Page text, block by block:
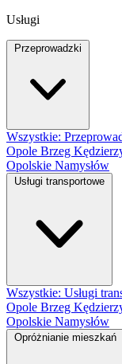
Usługi
Przeprowadzki
Wszystkie:
Opole Brzeg
Opolskie Namysłów
Usługi transportowe
Wszystkie: Usługi
Opole Brzeg
Opolskie Namysłów
Opróżnianie mieszkań